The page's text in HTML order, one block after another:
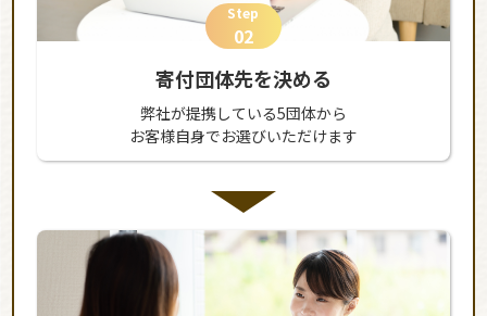
Step
02
寄付団体先を決める
弊社が提携している5団体から
お客様自身でお選びいただけます